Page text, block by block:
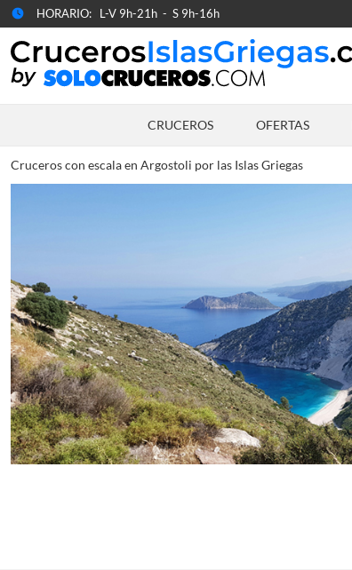
HORARIO: L-V 9h-21h - S 9h-16h
CRUCEROS OFERTAS
Cruceros con escala en Argostoli por las Islas Griegas